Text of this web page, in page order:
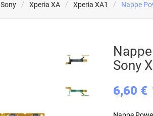
Sony Xperia XA Xperia XA1 Nappe
Sony
6,60 €